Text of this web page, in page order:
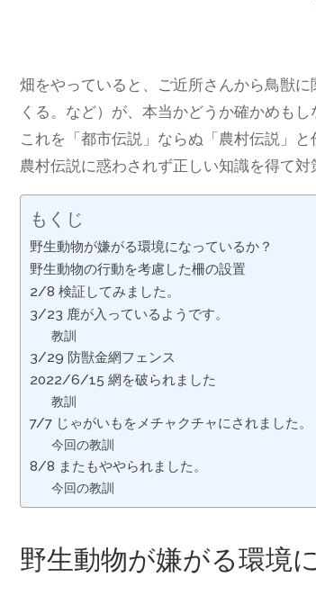
畑をやっていると、ご近所さんから鳥獣
くる。など）が、本当かどうか確かめもし
これを「都市伝説」ならぬ「農村伝説」と
農村伝説に惑わされず正しい知識を得て対
もくじ
野生動物が嫌がる環境になっているか？
野生動物の行動を考慮した柵の設置
2/8 検証してみました。
3/23 鹿が入っているようです。
教訓
3/29 防獣金網フェンス
2022/6/15 網を破られました
教訓
7/7 じゃがいもをメチャクチャにされました。
今回の教訓
8/8 またもややられました。
今回の教訓
野生動物が嫌がる環境